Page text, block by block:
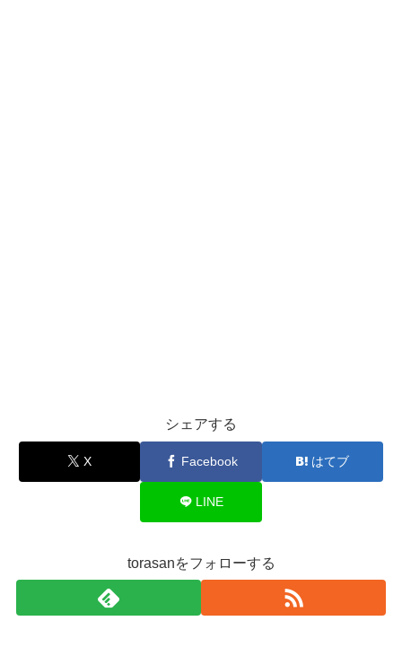
シェアする
X Facebook はてブ
LINE
torasanをフォローする